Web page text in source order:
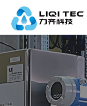
首页
关于我们
产品中心